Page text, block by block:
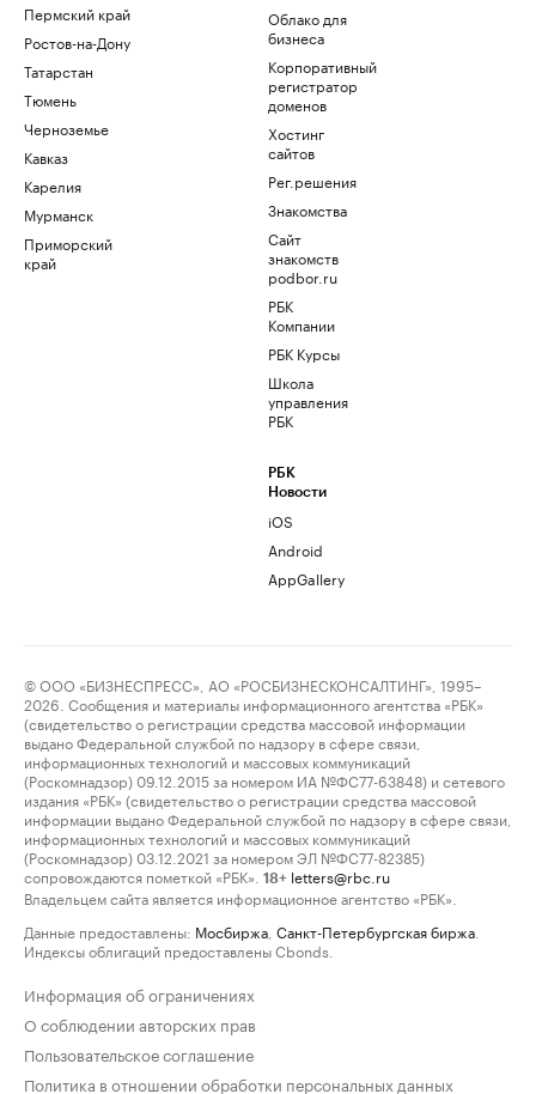
Пермский край
Ростов-на-Дону
Татарстан
Тюмень
Черноземье
Кавказ
Карелия
Мурманск
Приморский
край
Облако для
бизнеса
Корпоративный
регистратор
доменов
Хостинг
сайтов
Рег.решения
Знакомства
Сайт
знакомств
podbor.ru
РБК
Компании
РБК Курсы
Школа
управления
РБК
РБК
Новости
iOS
Android
AppGallery
© ООО «БИЗНЕСПРЕСС», АО «РОСБИЗНЕСКОНСАЛТИНГ», 1995–
2026. Сообщения и материалы информационного агентства «РБК»
(свидетельство о регистрации средства массовой информации
выдано Федеральной службой по надзору в сфере связи,
информационных технологий и массовых коммуникаций
(Роскомнадзор) 09.12.2015 за номером ИА №ФС77-63848) и сетевого
издания «РБК» (свидетельство о регистрации средства массовой
информации выдано Федеральной службой по надзору в сфере связи,
информационных технологий и массовых коммуникаций
(Роскомнадзор) 03.12.2021 за номером ЭЛ №ФС77-82385)
сопровождаются пометкой «РБК».
18+ letters@rbc.ru
Владельцем сайта является информационное агентство «РБК».
Данные предоставлены: Мосбиржа Санкт-Петербургская биржа
Индексы облигаций предоставлены Cbonds.
Информация об ограничениях
О соблюдении авторских прав
Пользовательское соглашение
Политика в отношении обработки персональных данных